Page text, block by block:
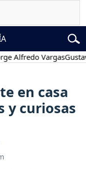
VargasGustavo
en casa
y curiosas